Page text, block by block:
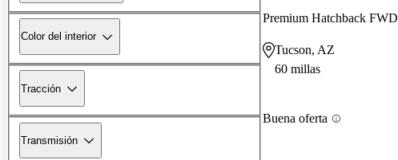
Color del interior
Tracción
Transmisión
Premium Hatchback FWD
Tucson, AZ
60 millas
Buena oferta